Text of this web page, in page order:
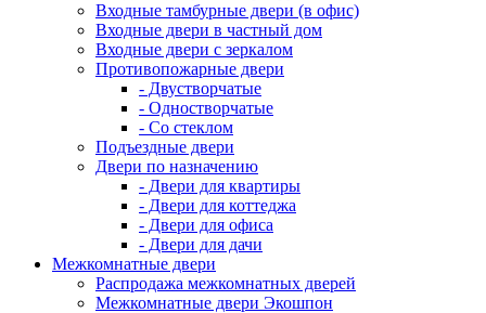
Входные тамбурные двери (в офис)
Входные двери в частный дом
Входные двери с зеркалом
Противопожарные двери
- Двустворчатые
- Одностворчатые
- Со стеклом
Подъездные двери
Двери по назначению
- Двери для квартиры
- Двери для коттеджа
- Двери для офиса
- Двери для дачи
Межкомнатные двери
Распродажа межкомнатных дверей
Межкомнатные двери Экошпон